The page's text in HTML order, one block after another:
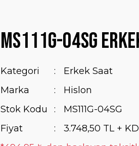
Ms111g-04sg
Kategori
Erkek Saat
Marka
Hislon
Stok Kodu
MS111G-04SG
Fiyat
3.748,50 TL +